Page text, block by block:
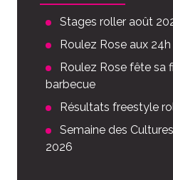
Stages roller août
Roulez Rose aux
Roulez Rose fête sa
barbecue
Résultats freestyle
Semaine des
2026